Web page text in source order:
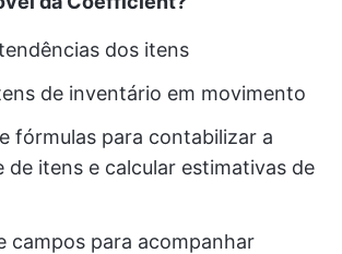
dos itens
de inventário em movimento
fórmulas para contabilizar a
de itens e calcular estimativas de
campos para acompanhar